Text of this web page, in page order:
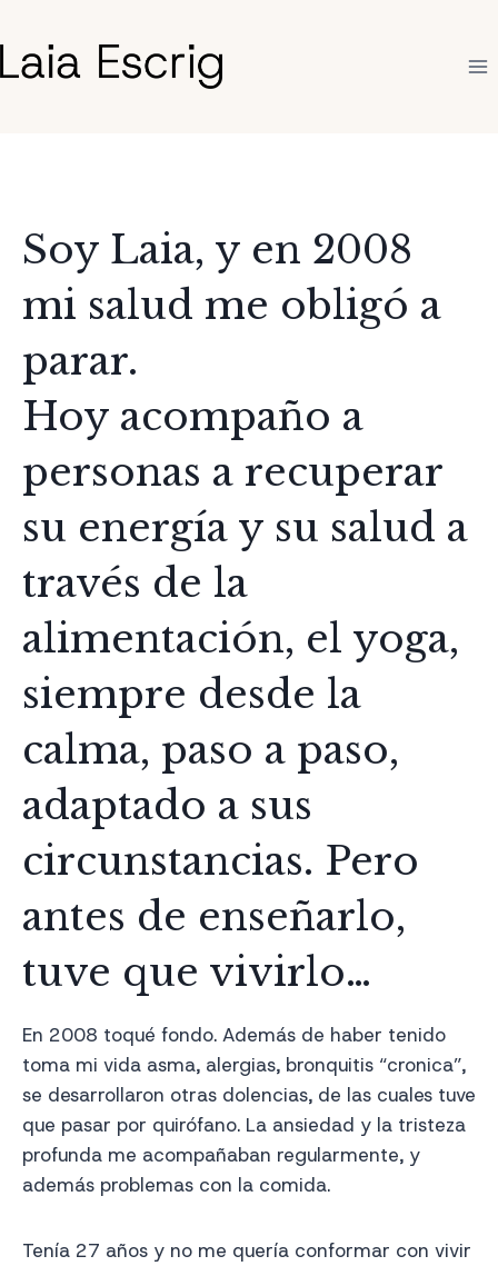
al
contenido
Soy Laia, y en 2008
mi salud me obligó a
parar.
Hoy acompaño a
personas a recuperar
su energía y su salud a
través de la
alimentación, el yoga,
siempre desde la
calma, paso a paso,
adaptado a sus
circunstancias. Pero
antes de enseñarlo,
tuve que vivirlo…
En 2008 toqué fondo. Además de haber tenido
toma mi vida asma, alergias, bronquitis “cronica”,
se desarrollaron otras dolencias, de las cuales tuve
que pasar por quirófano. La ansiedad y la tristeza
profunda me acompañaban regularmente, y
además problemas con la comida.
Tenía 27 años y no me quería conformar con vivir